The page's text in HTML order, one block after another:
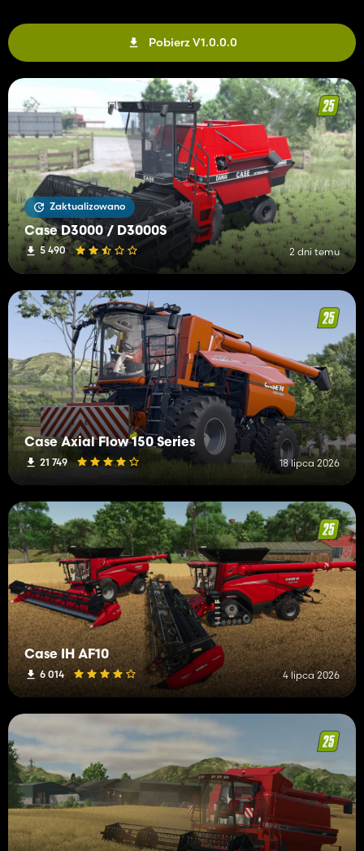
Pobierz V1.0.0.0
Zaktualizowano
Case D3000 / D3000S
5 490 2 dni temu
Case Axial Flow 150 Series
21 749 18 lipca 2026
Case IH AF10
6 014 4 lipca 2026